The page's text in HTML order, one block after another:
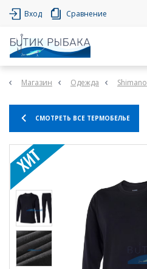
Вход Сравнение
Магазин Одежда Shimano
СМОТРЕТЬ ВСЕ ТЕРМОБЕЛЬЕ